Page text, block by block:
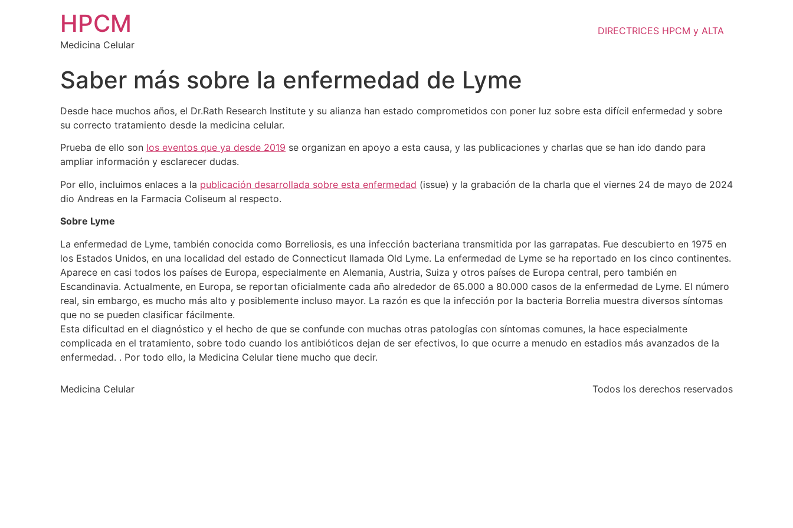
HPCM
Medicina Celular
DIRECTRICES HPCM y ALTA
Saber más sobre la enfermedad de Lyme
Desde hace muchos años, el Dr.Rath Research Institute y su alianza han estado comprometidos con poner luz sobre esta difícil enfermedad y sobre
su correcto tratamiento desde la medicina celular.
Prueba de ello son los eventos que ya desde 2019 se organizan en apoyo a esta causa, y las publicaciones y charlas que se han ido dando para
ampliar información y esclarecer dudas.
Por ello, incluimos enlaces a la publicación desarrollada sobre esta enfermedad (issue) y la grabación de la charla que el viernes 24 de mayo de 2024
dio Andreas en la Farmacia Coliseum al respecto.
Sobre Lyme
La enfermedad de Lyme, también conocida como Borreliosis, es una infección bacteriana transmitida por las garrapatas. Fue descubierto en 1975 en
los Estados Unidos, en una localidad del estado de Connecticut llamada Old Lyme. La enfermedad de Lyme se ha reportado en los cinco continentes.
Aparece en casi todos los países de Europa, especialmente en Alemania, Austria, Suiza y otros países de Europa central, pero también en
Escandinavia. Actualmente, en Europa, se reportan oficialmente cada año alrededor de 65.000 a 80.000 casos de la enfermedad de Lyme. El número
real, sin embargo, es mucho más alto y posiblemente incluso mayor. La razón es que la infección por la bacteria Borrelia muestra diversos síntomas
que no se pueden clasificar fácilmente.
Esta dificultad en el diagnóstico y el hecho de que se confunde con muchas otras patologías con síntomas comunes, la hace especialmente
complicada en el tratamiento, sobre todo cuando los antibióticos dejan de ser efectivos, lo que ocurre a menudo en estadios más avanzados de la
enfermedad. . Por todo ello, la Medicina Celular tiene mucho que decir.
Medicina Celular Todos los derechos reservados